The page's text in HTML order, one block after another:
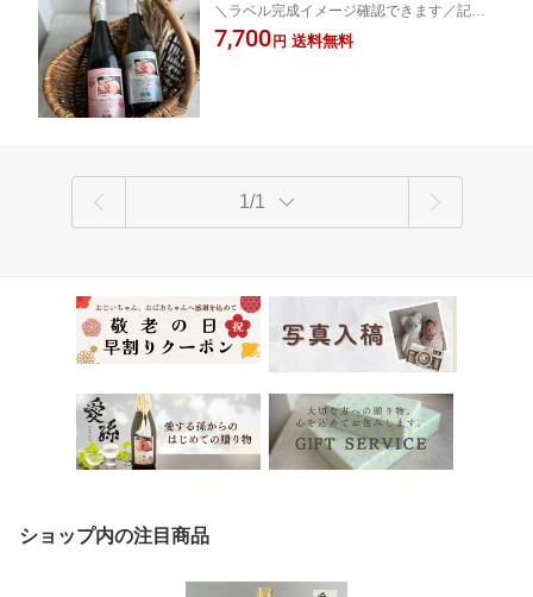
ーヴィニヨン ミディアムボディ＞＜白
シャルドネ やや辛口＞750ml 各1本 (出
＼ラベル完成イメージ確認できます／記念
に残せる 写真入りラベルではじめましての
ごあいさつ 【のし 命名札 出産報告カー
7,700円 送料無料
1/1
ショップ内の注目商品